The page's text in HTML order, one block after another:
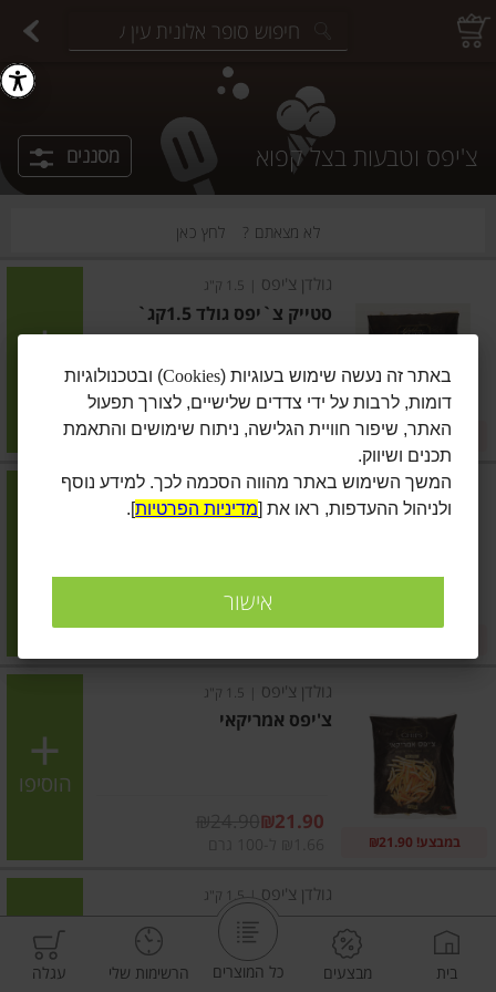
צ'יפס וטבעות בצל קפוא מסננים
לא מצאתם ? לחץ כאן
גולדן צ'יפס 1.5 ק"ג
סטייק צ`יפס גולד 1.5קג`
מחיר מבצע ₪21.90
₪24.90
₪1.66 ל-100 גרם במבצע! ₪21.90
הוסיפו
גולדן צ'יפס | 1.5 ק"ג
צ'יפס
₪21.90
₪24.90
הוסיפו
גולדן צ'יפס 1.5 ק"ג
צ'יפס אמריקאי
₪21.90
במבצע! ₪21.90
הוסיפו
גולדן צ'יפס | 1.5 ק"ג
צ'יפס זיג זג
בית מבצעים כל המוצרים הרשימות שלי עגלה
באתר זה נעשה שימוש בעוגיות (Cookies) ובטכנולוגיות
דומות, לרבות על ידי צדדים שלישיים, לצורך תפעול
האתר, שיפור חוויית הגלישה, ניתוח שימושים והתאמת
תכנים ושיווק.
המשך השימוש באתר מהווה הסכמה לכך. למידע נוסף
ולניהול ההעדפות, ראו את [מדיניות הפרטיות].
אישור